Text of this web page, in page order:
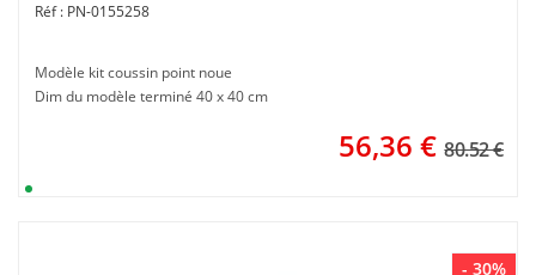
PN-0155258
Modèle kit coussin point noue
Dim du modèle terminé 40 x 40 cm
56,36 € 80.52 €
- 30%